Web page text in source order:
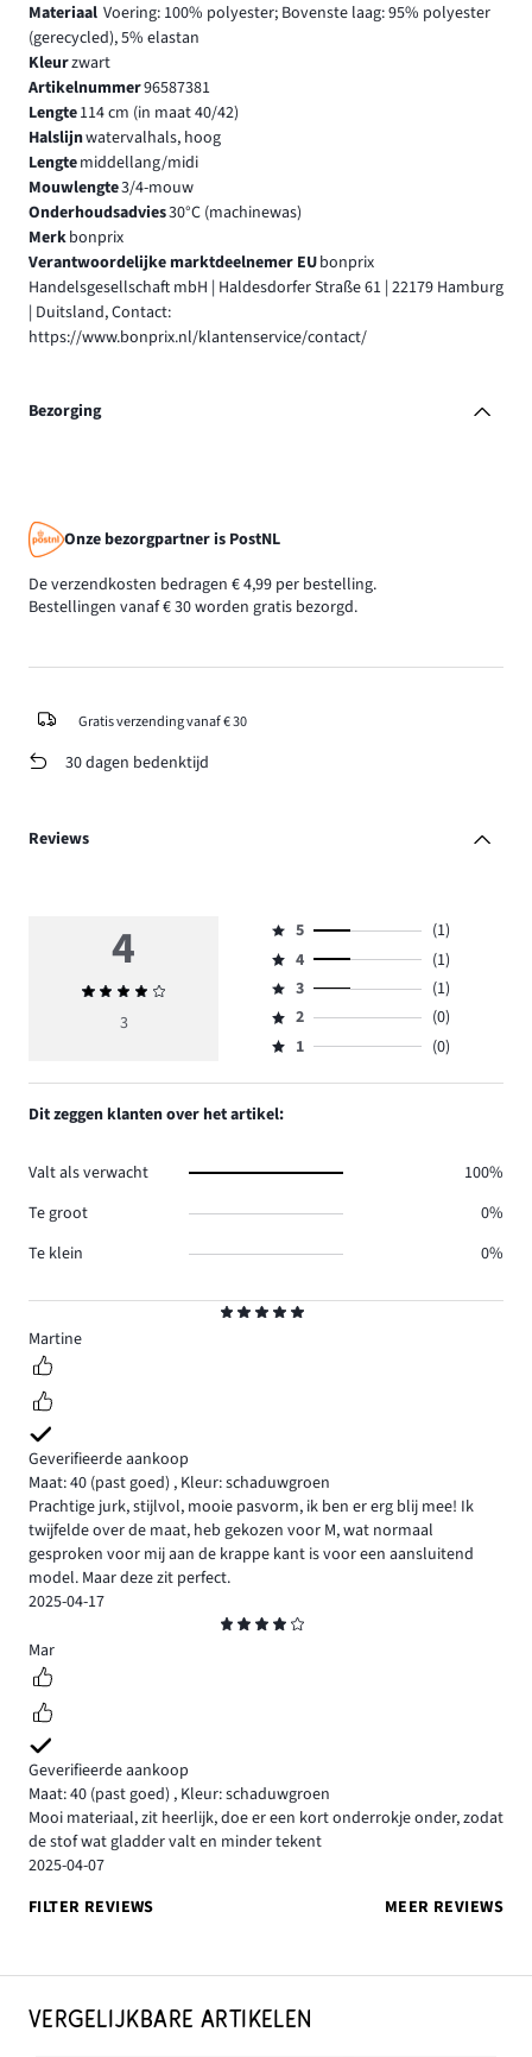
Materiaal Voering: 100% polyester; Bovenste laag: 95% polyester
(gerecycled), 5% elastan
Kleurzwart
Artikelnummer96587381
Lengte114 cm (in maat 40/42)
Halslijnwatervalhals, hoog
Lengtemiddellang/midi
Mouwlengte3/4-mouw
Onderhoudsadvies30°C (machinewas)
Merkbonprix
Verantwoordelijke marktdeelnemer EUbonprix
Handelsgesellschaft mbH | Haldesdorfer Straße 61 | 22179 Hamburg
| Duitsland, Contact:
https://www.bonprix.nl/klantenservice/contact/
Bezorging
Onze bezorgpartner is PostNL
De verzendkosten bedragen € 4,99 per bestelling.
Bestellingen vanaf € 30 worden gratis bezorgd.
Gratis verzending vanaf € 30
30 dagen bedenktijd
Reviews
5
Martine
Geverifieerde aankoop
Maat: 40 (past goed) , Kleur: schaduwgroen
Prachtige jurk, stijlvol, mooie pasvorm, ik ben er erg blij mee! Ik
twijfelde over de maat, heb gekozen voor M, wat normaal
gesproken voor mij aan de krappe kant is voor een aansluitend
model. Maar deze zit perfect.
2025-04-17
4
Mar
Geverifieerde aankoop
Maat: 40 (past goed) , Kleur: schaduwgroen
Mooi materiaal, zit heerlijk, doe er een kort onderrokje onder, zodat
de stof wat gladder valt en minder tekent
2025-04-07
FILTER REVIEWS
MEER REVIEWS
4
Gemiddelde
beoordeling
3
Beoordeling
5,
aantal
reviews
1.
5
(1)
Beoordeling
4,
aantal
reviews
4
(1)
Beoordeling
3,
aantal
3
(1)
Beoordeling
2,
0.
2
(0)
Beoordeling
1,
aantal
reviews
1 (0)
Dit zeggen klanten over het artikel:
Valt als verwacht
100%
Te groot
0%
Te klein
0%
VERGELIJKBARE ARTIKELEN